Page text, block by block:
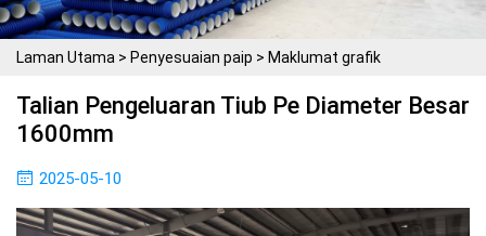
Laman Utama > Penyesuaian paip > Maklumat grafik
Talian Pengeluaran Tiub Pe Diameter Besar
1600mm
2025-05-10